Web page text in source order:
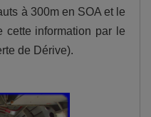
à 300m en SOA et le
cette information par le
de Dérive).